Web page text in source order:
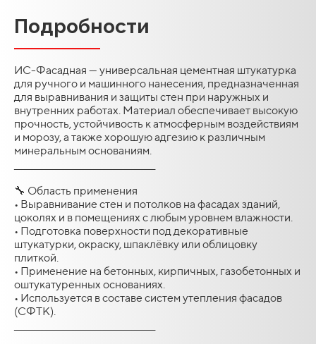
Подробности
ИС-Фасадная — универсальная цементная штукатурка
для ручного и машинного нанесения, предназначенная
для выравнивания и защиты стен при наружных и
внутренних работах. Материал обеспечивает высокую
прочность, устойчивость к атмосферным воздействиям
и морозу, а также хорошую адгезию к различным
минеральным основаниям.
🔧 Область применения
• Выравнивание стен и потолков на фасадах зданий,
цоколях и в помещениях с любым уровнем влажности.
• Подготовка поверхности под декоративные
штукатурки, окраску, шпаклёвку или облицовку
плиткой.
• Применение на бетонных, кирпичных, газобетонных и
оштукатуренных основаниях.
• Используется в составе систем утепления фасадов
(СФТК).